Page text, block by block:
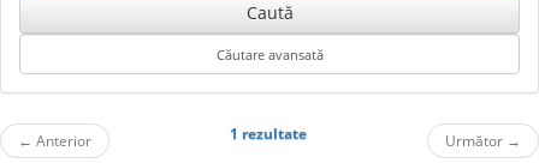
← Anterior 1 rezultate Următor →